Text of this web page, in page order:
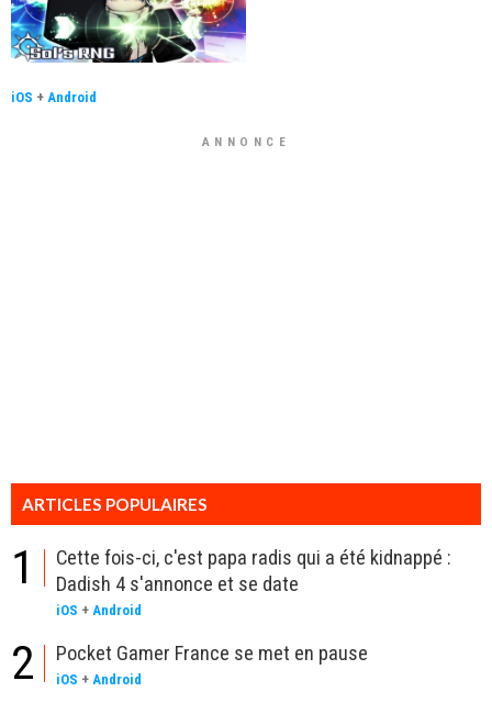
iOS + Android
ANNONCE
ARTICLES POPULAIRES
1
Cette fois-ci, c'est papa radis qui a été kidnappé :
Dadish 4 s'annonce et se date
iOS + Android
2 Pocket Gamer France se met en pause
iOS + Android